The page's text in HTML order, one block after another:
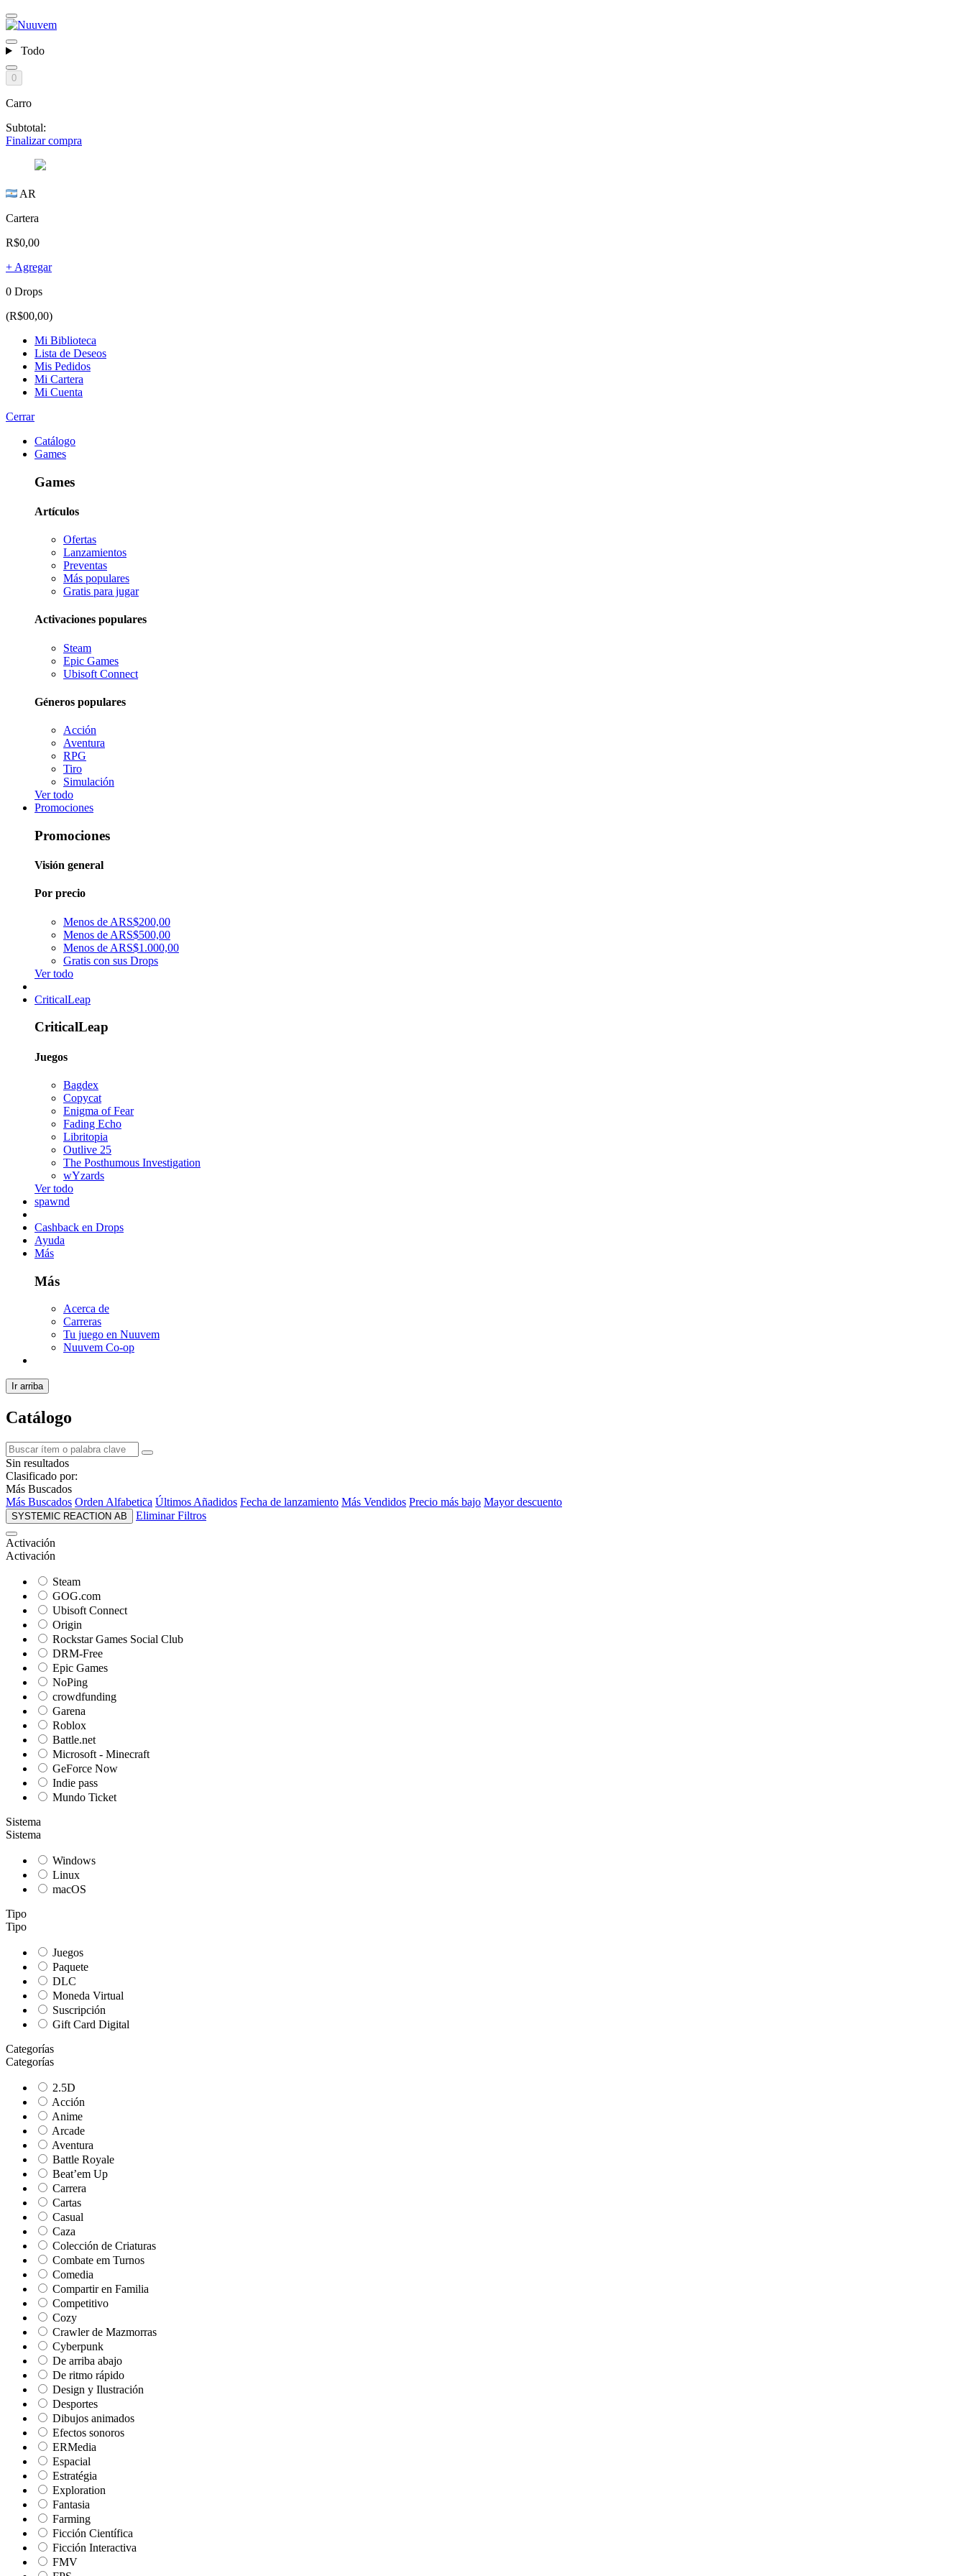
Todo
0
Carro
Subtotal:
Finalizar compra
AR
Cartera
R$0,00
+ Agregar
0 Drops
(R$00,00)
Mi Biblioteca
Lista de Deseos
Mis Pedidos
Mi Cartera
Mi Cuenta
Cerrar
Catálogo
Games
Games
Artículos
Ofertas
Lanzamientos
Preventas
Más populares
Gratis para jugar
Activaciones populares
Steam
Epic Games
Ubisoft Connect
Géneros populares
Acción
Aventura
RPG
Tiro
Simulación
Ver todo
Promociones
Promociones
Visión general
Por precio
Menos de ARS$200,00
Menos de ARS$500,00
Menos de ARS$1.000,00
Gratis con sus Drops
Ver todo
CriticalLeap
CriticalLeap
Juegos
Bagdex
Copycat
Enigma of Fear
Fading Echo
Libritopia
Outlive 25
The Posthumous Investigation
wYzards
Ver todo
spawnd
Cashback en Drops
Ayuda
Más
Más
Acerca de
Carreras
Tu juego en Nuuvem
Nuuvem Co-op
Ir arriba
Catálogo
Sin resultados
Clasificado por:
Más Buscados
Más Buscados Orden Alfabetica Últimos Añadidos Fecha de lanzamiento Más Vendidos Precio más bajo Mayor descuento
SYSTEMIC REACTION AB Eliminar Filtros
Activación
Activación
Steam
GOG.com
Ubisoft Connect
Origin
Rockstar Games Social Club
DRM-Free
Epic Games
NoPing
crowdfunding
Garena
Roblox
Battle.net
Microsoft - Minecraft
GeForce Now
Indie pass
Mundo Ticket
Sistema
Sistema
Windows
Linux
macOS
Tipo
Tipo
Juegos
Paquete
DLC
Moneda Virtual
Suscripción
Gift Card Digital
Categorías
Categorías
2.5D
Acción
Anime
Arcade
Aventura
Battle Royale
Beat’em Up
Carrera
Cartas
Casual
Caza
Colección de Criaturas
Combate em Turnos
Comedia
Compartir en Familia
Competitivo
Cozy
Crawler de Mazmorras
Cyberpunk
De arriba abajo
De ritmo rápido
Design y Ilustración
Desportes
Dibujos animados
Efectos sonoros
ERMedia
Espacial
Estratégia
Exploration
Fantasia
Farming
Ficción Científica
Ficción Interactiva
FMV